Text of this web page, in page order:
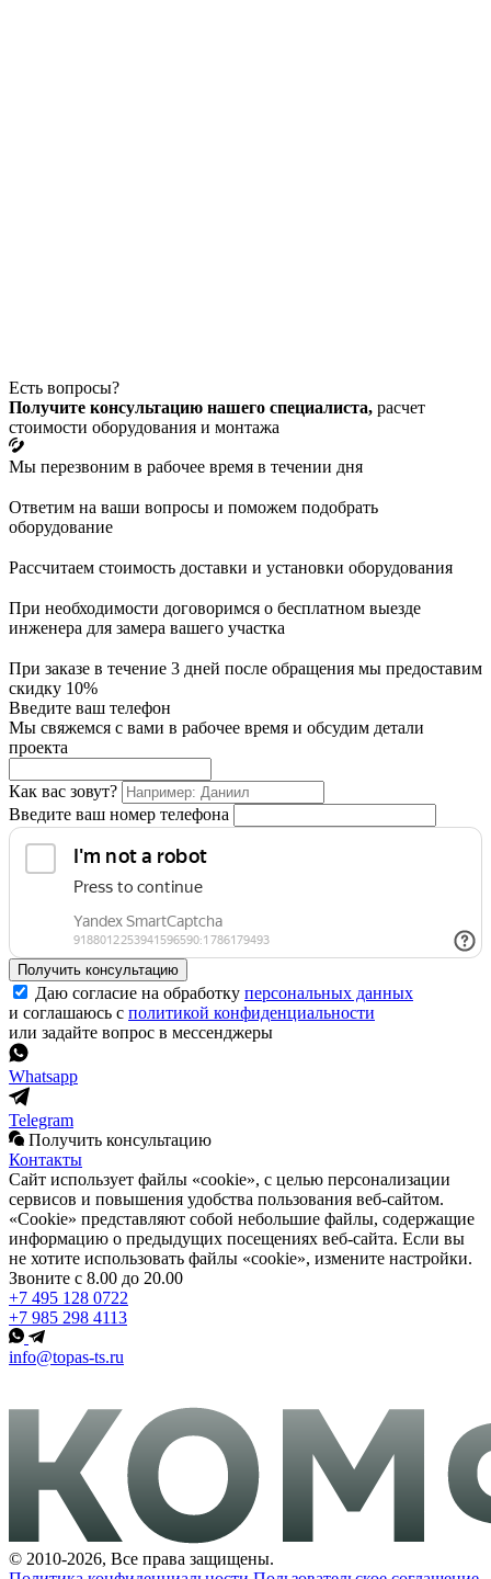
Есть вопросы?
Получите консультацию нашего специалиста, расчет
стоимости оборудования и монтажа
Мы перезвоним в рабочее время в течении дня
Ответим на ваши вопросы и поможем подобрать
оборудование
Рассчитаем стоимость доставки и установки оборудования
При необходимости договоримся о бесплатном выезде
инженера для замера вашего участка
При заказе в течение 3 дней после обращения мы предоставим
скидку 10%
Введите ваш телефон
Мы свяжемся с вами в рабочее время и обсудим детали
проекта
Как вас зовут?
Введите ваш номер телефона
Получить консультацию
Даю согласие на обработку персональных данных
и соглашаюсь с политикой конфиденциальности
или задайте вопрос в мессенджеры
Whatsapp
Telegram
Получить консультацию
Контакты
Сайт использует файлы «cookie», с целью персонализации
сервисов и повышения удобства пользования веб-сайтом.
«Cookie» представляют собой небольшие файлы, содержащие
информацию о предыдущих посещениях веб-сайта. Если вы
не хотите использовать файлы «cookie», измените настройки.
Звоните с 8.00 до 20.00
+7 495 128 0722
+7 985 298 4113
info@topas-ts.ru
© 2010-2026, Все права защищены.